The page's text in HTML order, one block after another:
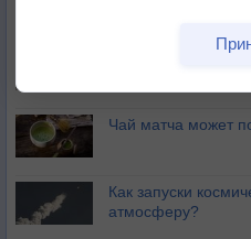
Букет сирени
Чай матча может
Как запуски
атмосферу?